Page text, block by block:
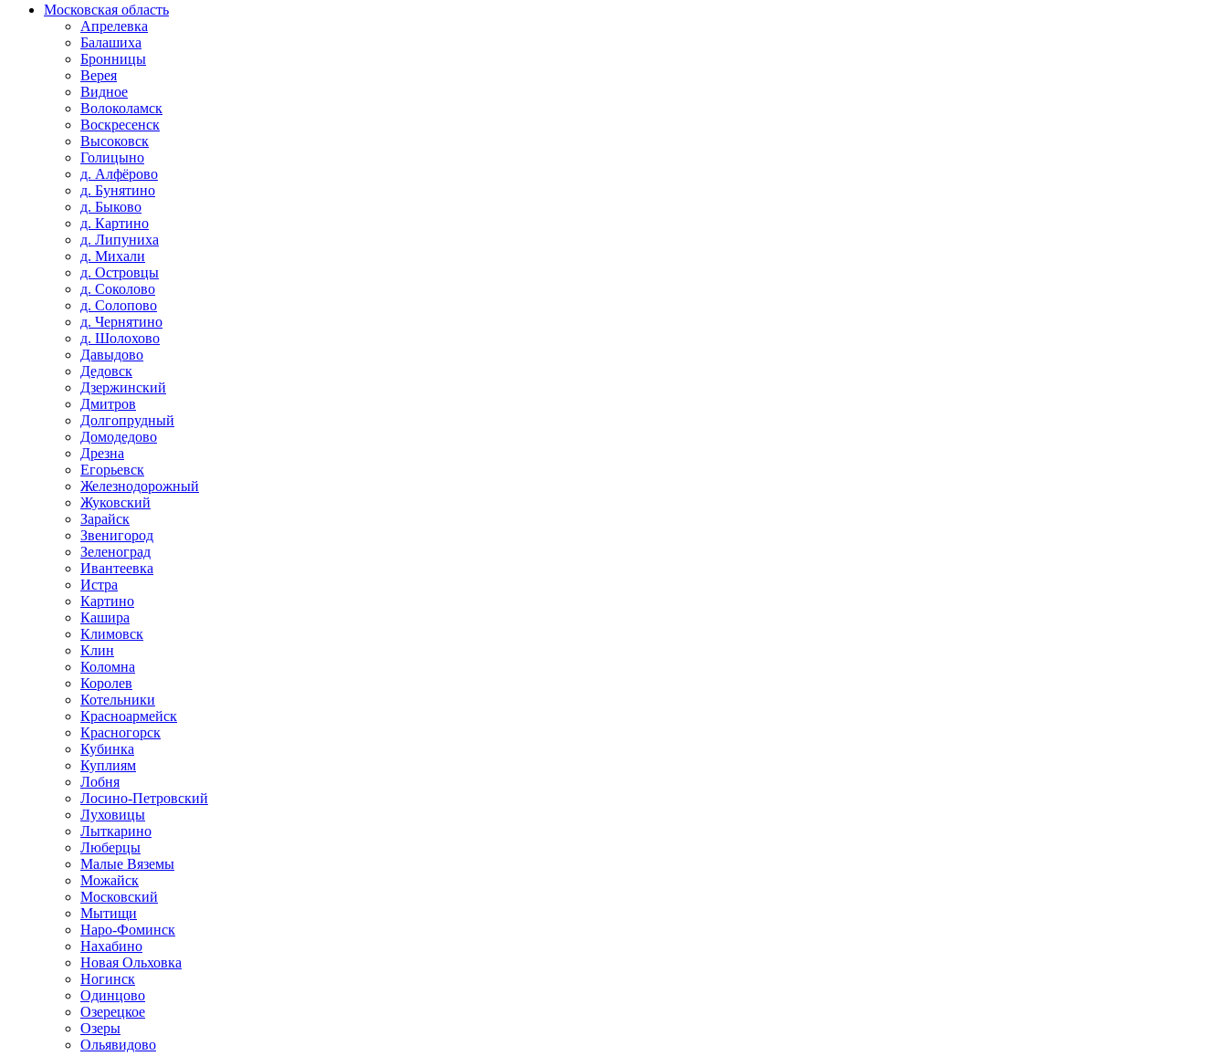
Московская область
Апрелевка
Балашиха
Бронницы
Верея
Видное
Волоколамск
Воскресенск
Высоковск
Голицыно
д. Алфёрово
д. Бунятино
д. Быково
д. Картино
д. Липуниха
д. Михали
д. Островцы
д. Соколово
д. Солопово
д. Чернятино
д. Шолохово
Давыдово
Дедовск
Дзержинский
Дмитров
Долгопрудный
Домодедово
Дрезна
Егорьевск
Железнодорожный
Жуковский
Зарайск
Звенигород
Зеленоград
Ивантеевка
Истра
Картино
Кашира
Климовск
Клин
Коломна
Королев
Котельники
Красноармейск
Красногорск
Кубинка
Куплиям
Лобня
Лосино-Петровский
Луховицы
Лыткарино
Люберцы
Малые Вяземы
Можайск
Московский
Мытищи
Наро-Фоминск
Нахабино
Новая Ольховка
Ногинск
Одинцово
Озерецкое
Озеры
Ольявидово